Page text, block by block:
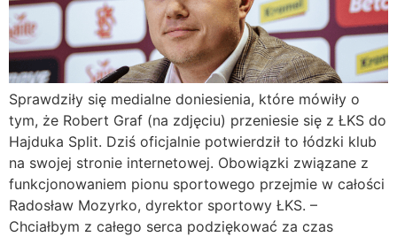
Sprawdziły się medialne doniesienia, które mówiły o
tym, że Robert Graf (na zdjęciu) przeniesie się z ŁKS do
Hajduka Split. Dziś oficjalnie potwierdził to łódzki klub
na swojej stronie internetowej. Obowiązki związane z
funkcjonowaniem pionu sportowego przejmie w całości
Radosław Mozyrko, dyrektor sportowy ŁKS. –
Chciałbym z całego serca podziękować za czas